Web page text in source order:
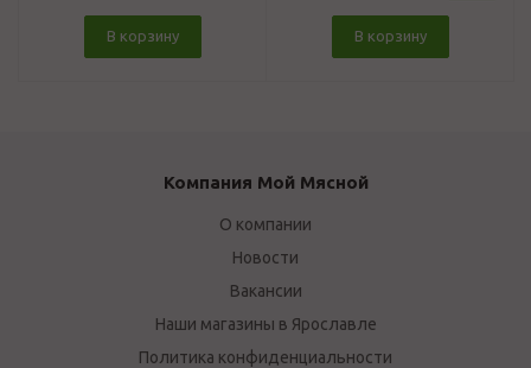
В корзину В корзину
Компания Мой Мясной
О компании
Новости
Вакансии
Наши магазины в Ярославле
Политика конфиденциальности